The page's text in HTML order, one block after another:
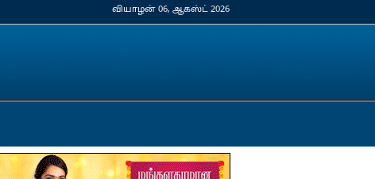
வியாழன் 06, ஆகஸ்ட் 2026